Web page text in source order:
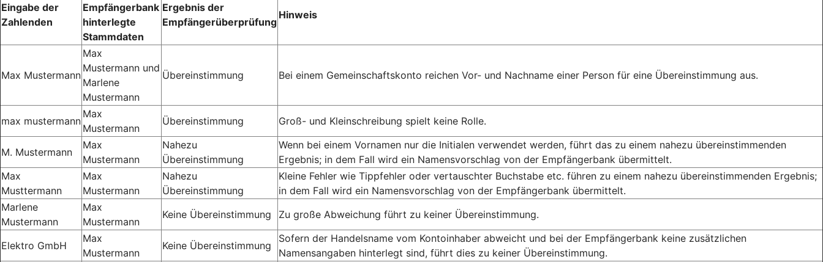
Eingabe der
Zahlenden
Empfängerbank
hinterlegte
Stammdaten
Ergebnis der
Empfängerüberprüfung
Hinweis
Max Mustermann
Max
Mustermann und
Marlene
Mustermann
Übereinstimmung Bei einem Gemeinschaftskonto reichen Vor- und Nachname einer Person für eine Übereinstimmung aus.
max mustermann
Max
Mustermann
Übereinstimmung Groß- und Kleinschreibung spielt keine Rolle.
M. Mustermann
Max
Mustermann
Nahezu
Übereinstimmung
Wenn bei einem Vornamen nur die Initialen verwendet werden, führt das zu einem nahezu übereinstimmenden
Ergebnis; in dem Fall wird ein Namensvorschlag von der Empfängerbank übermittelt.
Max
Musttermann
Max
Mustermann
Nahezu
Übereinstimmung
Kleine Fehler wie Tippfehler oder vertauschter Buchstabe etc. führen zu einem nahezu übereinstimmenden Ergebnis;
in dem Fall wird ein Namensvorschlag von der Empfängerbank übermittelt.
Marlene
Mustermann
Max
Mustermann
Keine Übereinstimmung Zu große Abweichung führt zu keiner Übereinstimmung.
Elektro GmbH
Max
Mustermann
Keine Übereinstimmung
Sofern der Handelsname vom Kontoinhaber abweicht und bei der Empfängerbank keine zusätzlichen
Namensangaben hinterlegt sind, führt dies zu keiner Übereinstimmung.